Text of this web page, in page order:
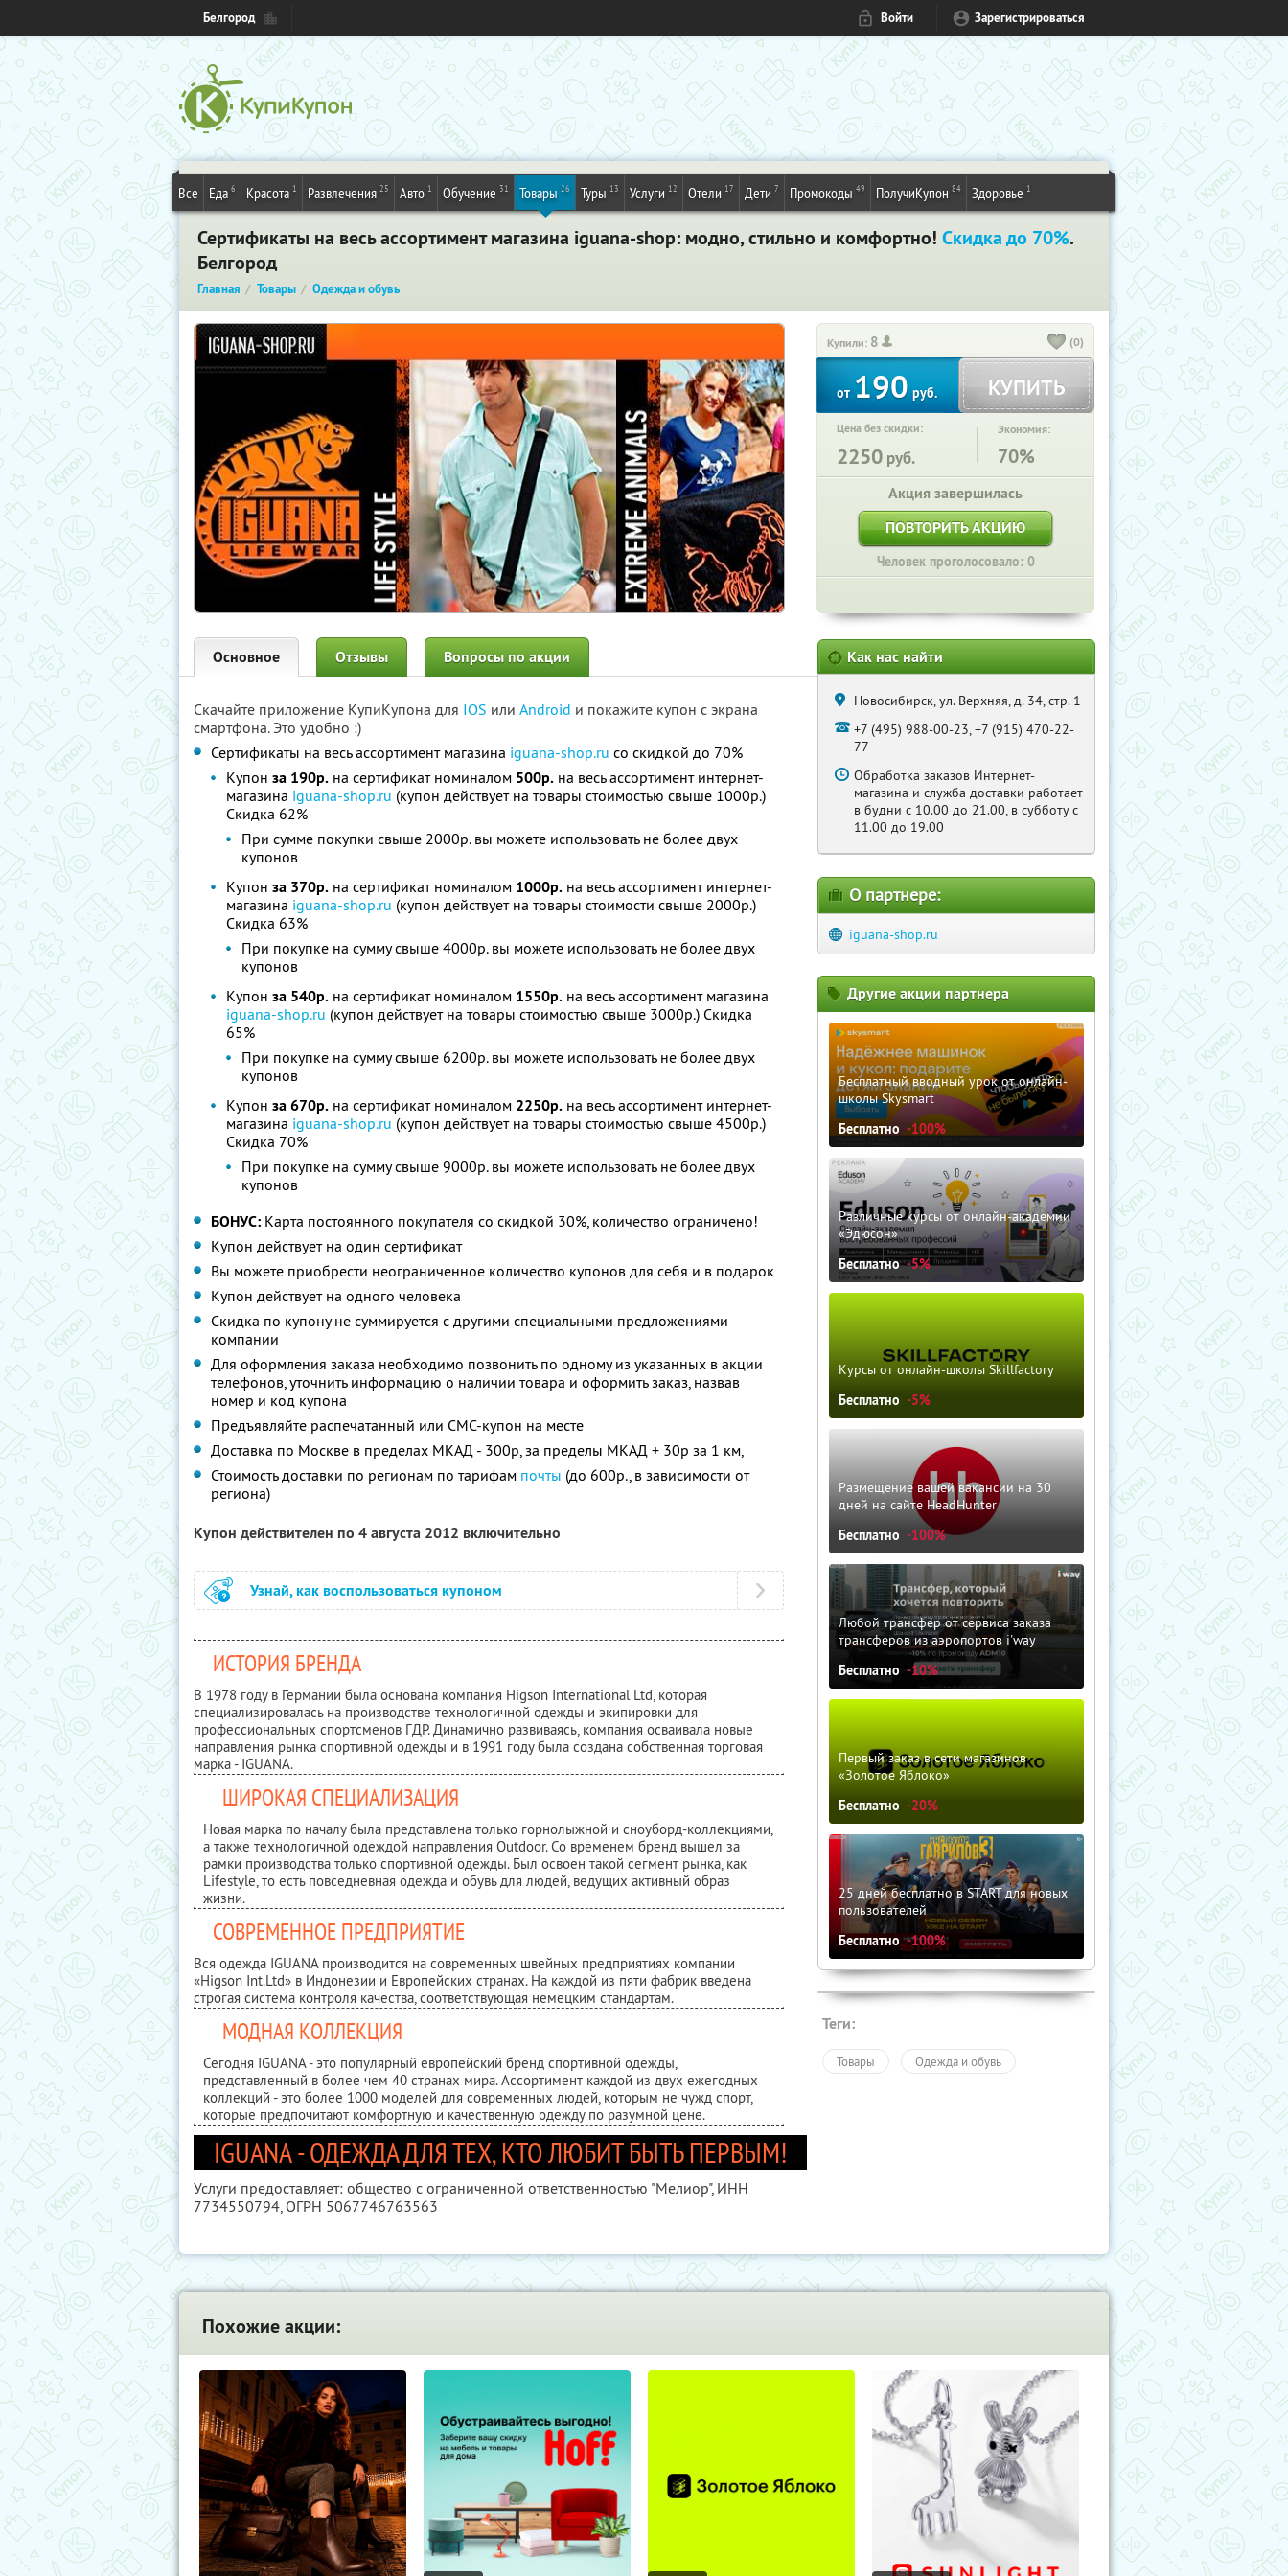
Белгород Войти Зарегистрироваться
Все Еда 6 Красота 1 Развлечения 25 Авто 1 Обучение 31 Товары 26 Туры 13 Услуги 12 Отели 17 Дети 7 Промокоды 49 ПолучиКупон 84 Здоровье 1
Сертификаты на весь ассортимент магазина iguana-shop: модно, стильно и комфортно! Скидка до 70%.
Белгород
Главная Товары Одежда и обувь
Купили: 8 (0)
от190руб. КУПИТЬ
Цена без скидки:
2250 руб.
Экономия:
70%
Акция завершилась
ПОВТОРИТЬ АКЦИЮ
Человек проголосовало: 0
Основное Отзывы Вопросы по акции
Скачайте приложение КупиКупона для IOS или Android и покажите купон с экрана
смартфона. Это удобно :)
Сертификаты на весь ассортимент магазина iguana-shop.ru со скидкой до 70%
Купон за 190р. на сертификат номиналом 500р. на весь ассортимент интернет-
магазина iguana-shop.ru (купон действует на товары стоимостью свыше 1000р.)
Скидка 62%
При сумме покупки свыше 2000р. вы можете использовать не более двух
купонов
Купон за 370р. на сертификат номиналом 1000р. на весь ассортимент интернет-
магазина iguana-shop.ru (купон действует на товары стоимости свыше 2000р.)
Скидка 63%
При покупке на сумму свыше 4000р. вы можете использовать не более двух
купонов
Купон за 540р. на сертификат номиналом 1550р. на весь ассортимент магазина
iguana-shop.ru (купон действует на товары стоимостью свыше 3000р.) Скидка
65%
При покупке на сумму свыше 6200р. вы можете использовать не более двух
купонов
Купон за 670р. на сертификат номиналом 2250р. на весь ассортимент интернет-
магазина iguana-shop.ru (купон действует на товары стоимостью свыше 4500р.)
Скидка 70%
При покупке на сумму свыше 9000р. вы можете использовать не более двух
купонов
БОНУС: Карта постоянного покупателя со скидкой 30%, количество ограничено!
Купон действует на один сертификат
Вы можете приобрести неограниченное количество купонов для себя и в подарок
Купон действует на одного человека
Скидка по купону не суммируется с другими специальными предложениями
компании
Для оформления заказа необходимо позвонить по одному из указанных в акции
телефонов, уточнить информацию о наличии товара и оформить заказ, назвав
номер и код купона
Предъявляйте распечатанный или СМС-купон на месте
Доставка по Москве в пределах МКАД - 300р, за пределы МКАД + 30р за 1 км,
Стоимость доставки по регионам по тарифам почты (до 600р., в зависимости от
региона)
Купон действителен по 4 августа 2012 включительно
Узнай, как воспользоваться купоном
ИСТОРИЯ БРЕНДА
В 1978 году в Германии была основана компания Higson International Ltd, которая
специализировалась на производстве технологичной одежды и экипировки для
профессиональных спортсменов ГДР. Динамично развиваясь, компания осваивала новые
направления рынка спортивной одежды и в 1991 году была создана собственная торговая
марка - IGUANA.
ШИРОКАЯ СПЕЦИАЛИЗАЦИЯ
Новая марка по началу была представлена только горнолыжной и сноуборд-коллекциями,
а также технологичной одеждой направления Outdoor. Со временем бренд вышел за
рамки производства только спортивной одежды. Был освоен такой сегмент рынка, кaк
Lifestyle, то есть повседневная одежда и обувь для людей, ведущих активный образ
жизни.
СОВРЕМЕННОЕ ПРЕДПРИЯТИЕ
Вся одежда IGUANA производится на современных швейных предприятиях компании
«Higson Int.Ltd» в Индонезии и Европейских странах. На каждой из пяти фабрик введена
строгая система контроля качества, соответствующая немецким стандартам.
МОДНАЯ КОЛЛЕКЦИЯ
Сегодня IGUANA - это популярный европейский бренд спортивной одежды,
представленный в более чем 40 странах мира. Ассортимент каждой из двух ежегодных
коллекций - это более 1000 моделей для современных людей, которым не чужд спорт,
которые предпочитают комфортную и качественную одежду по разумной цене.
IGUANA - ОДЕЖДА ДЛЯ ТЕХ, КТО ЛЮБИТ БЫТЬ ПЕРВЫМ!
Услуги предоставляет: общество с ограниченной ответственностью "Мелиор", ИНН
7734550794, ОГРН 5067746763563
Как нас найти
Новосибирск, ул. Верхняя, д. 34, стр. 1
+7 (495) 988-00-23, +7 (915) 470-22-
77
Обработка заказов Интернет-
магазина и служба доставки работает
в будни с 10.00 до 21.00, в субботу с
11.00 до 19.00
О партнере:
iguana-shop.ru
Другие акции партнера
Бесплатный вводный урок от онлайн-
школы Skysmart
Бесплатно -100%
Различные курсы от онлайн-академии
«Эдюсон»
Бесплатно -5%
Курсы от онлайн-школы Skillfactory
Бесплатно -5%
Размещение вашей вакансии на 30
дней на сайте HeadHunter
Бесплатно -100%
Любой трансфер от сервиса заказа
трансферов из аэропортов i'way
Бесплатно -10%
Первый заказ в сети магазинов
«Золотое Яблоко»
Бесплатно -20%
25 дней бесплатно в START для новых
пользователей
Бесплатно -100%
Теги:
Товары Одежда и обувь
Похожие акции: